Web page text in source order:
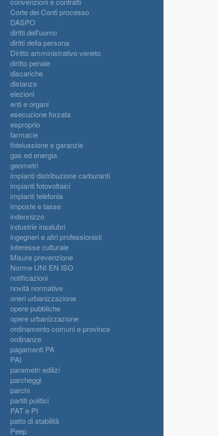
Corte dei Conti processo
DASPO
diritti dell'uomo
diritti della persona
Diritto amministrativo veneto
diritto penale
discariche
distanze
elezioni
enti e organi
esecuzione forzata
esproprio
farmacie
fideiussione e garanzie
gas ed energia
geometri
impianti distribuzione carburanti
impianti fotovoltaici
impianti telefonia
imposte e tasse
indennizzo
industrie insalubri
ingegneri e altri professionisti
Interesse culturale
Misure prevenzione
Norme UNI EN ISO
notificazioni
novità normative
oneri urbanizzazione
opere pubbliche
opere urbanizzazione
ordinamento comuni e province
ordinanze
pagamenti PA
PAI
parametri edilizi
parcheggi
parchi
partiti politici
PAT e PI
patto di stabilità
Peep